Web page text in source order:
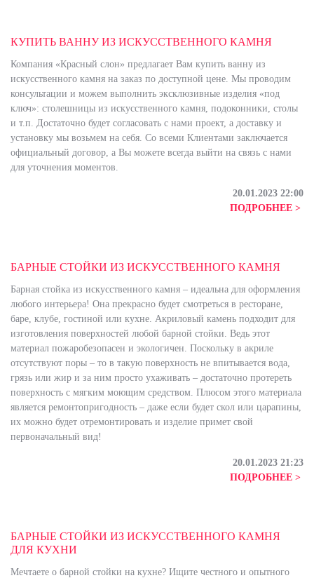
КУПИТЬ ВАННУ ИЗ ИСКУССТВЕННОГО КАМНЯ
Компания «Красный слон» предлагает Вам купить ванну из
искусственного камня на заказ по доступной цене. Мы проводим
консультации и можем выполнить эксклюзивные изделия «под
ключ»: столешницы из искусственного камня, подоконники, столы
и т.п. Достаточно будет согласовать с нами проект, а доставку и
установку мы возьмем на себя. Со всеми Клиентами заключается
официальный договор, а Вы можете всегда выйти на связь с нами
для уточнения моментов.
20.01.2023 22:00
ПОДРОБНЕЕ >
БАРНЫЕ СТОЙКИ ИЗ ИСКУССТВЕННОГО КАМНЯ
Барная стойка из искусственного камня – идеальна для оформления
любого интерьера! Она прекрасно будет смотреться в ресторане,
баре, клубе, гостиной или кухне. Акриловый камень подходит для
изготовления поверхностей любой барной стойки. Ведь этот
материал пожаробезопасен и экологичен. Поскольку в акриле
отсутствуют поры – то в такую поверхность не впитывается вода,
грязь или жир и за ним просто ухаживать – достаточно протереть
поверхность с мягким моющим средством. Плюсом этого материала
является ремонтопригодность – даже если будет скол или царапины,
их можно будет отремонтировать и изделие примет свой
первоначальный вид!
20.01.2023 21:23
ПОДРОБНЕЕ >
БАРНЫЕ СТОЙКИ ИЗ ИСКУССТВЕННОГО КАМНЯ
ДЛЯ КУХНИ
Мечтаете о барной стойки на кухне? Ищите честного и опытного